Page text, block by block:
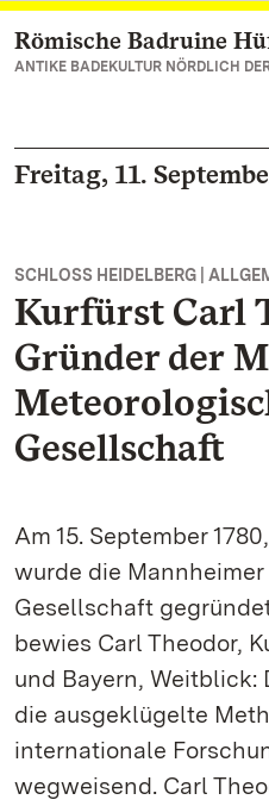
Zum Hauptinhalt
Römische Badruine
ANTIKE BADEKULTUR NÖRDLICH
Freitag, 11.
SCHLOSS HEIDELBERG |
Kurfürst Carl
Gründer der
Gesellschaft
Am 15. September
wurde die
Gesellschaft
bewies Carl Theodor,
und Bayern, Weitblick:
die ausgeklügelte
internationale
wegweisend. Carl